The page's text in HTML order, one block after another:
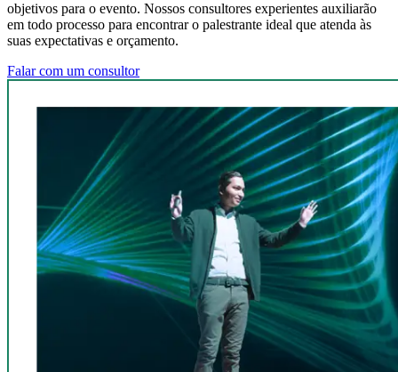
objetivos para o evento. Nossos consultores experientes auxiliarão
em todo processo para encontrar o palestrante ideal que atenda às
suas expectativas e orçamento.
Falar com um consultor